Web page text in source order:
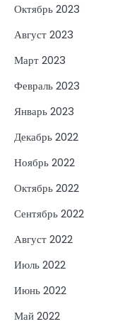
Октябрь 2023
Август 2023
Март 2023
Февраль 2023
Январь 2023
Декабрь 2022
Ноябрь 2022
Октябрь 2022
Сентябрь 2022
Август 2022
Июль 2022
Июнь 2022
Май 2022